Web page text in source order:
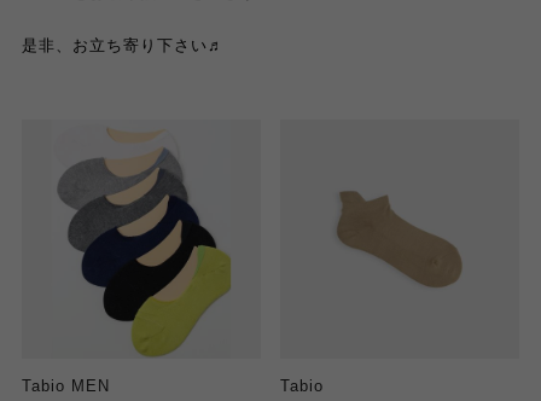
是非、お立ち寄り下さい♬
Tabio MEN
Tabio